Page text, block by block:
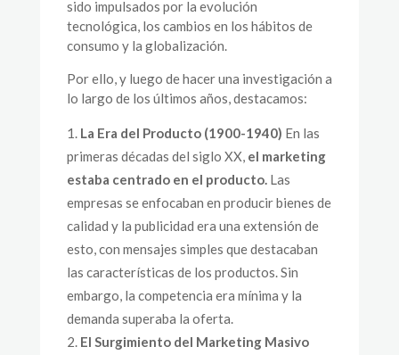
sido impulsados por la evolución
tecnológica, los cambios en los hábitos de
consumo y la globalización.
Por ello, y luego de hacer una investigación a
lo largo de los últimos años, destacamos:
La Era del Producto (1900-1940) En las
primeras décadas del siglo XX, el marketing
estaba centrado en el producto.Las
empresas se enfocaban en producir bienes de
calidad y la publicidad era una extensión de
esto, con mensajes simples que destacaban
las características de los productos. Sin
embargo, la competencia era mínima y la
demanda superaba la oferta.
El Surgimiento del Marketing Masivo